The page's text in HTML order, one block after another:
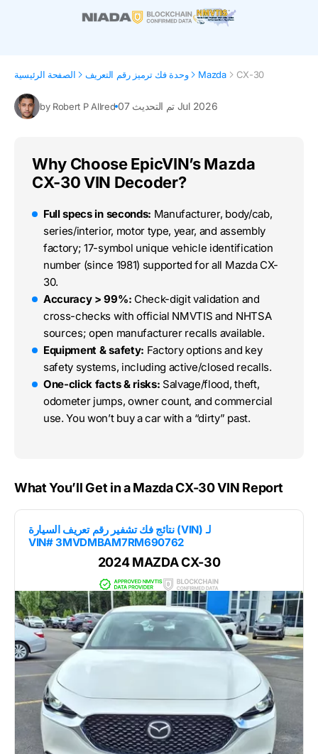
الصفحة الرئيسية وحدة فك ترميز رقم التعريف Mazda CX-30
by Robert P Allred تم التحديث 07 Jul 2026
Why Choose EpicVIN’s Mazda
CX-30 VIN Decoder?
Full specs in seconds: Manufacturer, body/cab,
series/interior, motor type, year, and assembly
factory; 17-symbol unique vehicle identification
number (since 1981) supported for all Mazda CX-
30.
Accuracy > 99%: Check-digit validation and
cross-checks with official NMVTIS and NHTSA
sources; open manufacturer recalls available.
Equipment & safety: Factory options and key
safety systems, including active/closed recalls.
One-click facts & risks: Salvage/flood, theft,
odometer jumps, owner count, and commercial
use. You won’t buy a car with a “dirty” past.
What You’ll Get in a Mazda CX-30 VIN Report
نتائج فك تشفير رقم تعريف السيارة (VIN) لـ
VIN# 3MVDMBAM7RM690762
2024 MAZDA CX-30